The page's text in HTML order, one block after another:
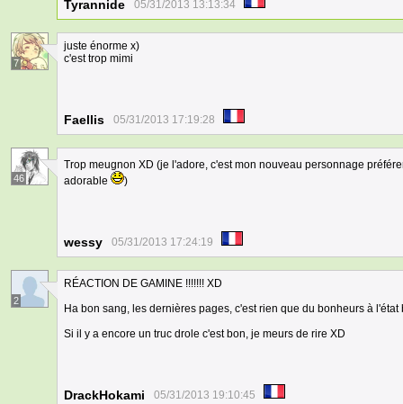
Tyrannide 05/31/2013 13:13:34
7
juste énorme x)
c'est trop mimi
Faellis 05/31/2013 17:19:28
46
Trop meugnon XD (je l'adore, c'est mon nouveau personnage
adorable
)
wessy 05/31/2013 17:24:19
2
RÉACTION DE GAMINE !!!!!!! XD
Ha bon sang, les dernières pages, c'est rien que du bonheurs à l'état
Si il y a encore un truc drole c'est bon, je meurs de rire XD
DrackHokami 05/31/2013 19:10:45